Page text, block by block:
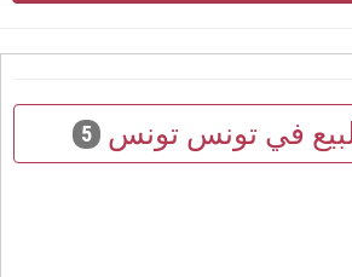
في تونس تونس 5